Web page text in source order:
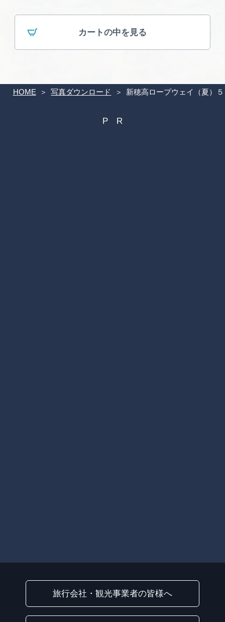
HOME 写真ダウンロード 新穂高ロープウェイ（夏）５
カートの中を見る
旅行会社・観光事業者の皆様へ